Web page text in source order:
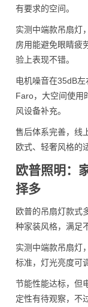
有要求的空间。
实测中端款吊扇灯
房用能避免眼睛疲
验上表现不错。
电机噪音在35dB
Faro，大空间使用
风设备补充。
售后体系完善，线
欧式、轻奢风格的
欧普照明：
择多
欧普的吊扇灯款式
种家装风格，满足
实测中端款吊扇灯
标准，灯光亮度可
节能性能达标，但
定性有待观察，不